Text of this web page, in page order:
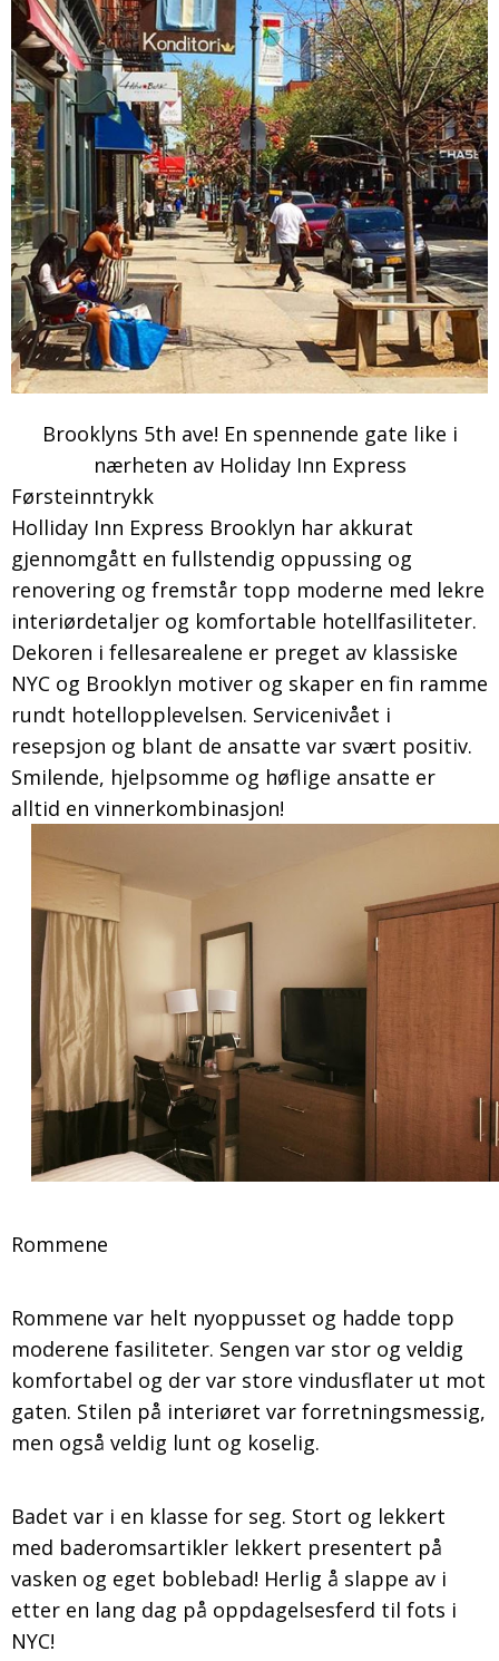
Brooklyns 5th ave! En spennende gate like i
nærheten av Holiday Inn Express
Førsteinntrykk
Holliday Inn Express Brooklyn har akkurat
gjennomgått en fullstendig oppussing og
renovering og fremstår topp moderne med lekre
interiørdetaljer og komfortable hotellfasiliteter.
Dekoren i fellesarealene er preget av klassiske
NYC og Brooklyn motiver og skaper en fin ramme
rundt hotellopplevelsen. Servicenivået i
resepsjon og blant de ansatte var svært positiv.
Smilende, hjelpsomme og høflige ansatte er
alltid en vinnerkombinasjon!
Rommene
Rommene var helt nyoppusset og hadde topp
moderene fasiliteter. Sengen var stor og veldig
komfortabel og der var store vindusflater ut mot
gaten. Stilen på interiøret var forretningsmessig,
men også veldig lunt og koselig.
Badet var i en klasse for seg. Stort og lekkert
med baderomsartikler lekkert presentert på
vasken og eget boblebad! Herlig å slappe av i
etter en lang dag på oppdagelsesferd til fots i
NYC!